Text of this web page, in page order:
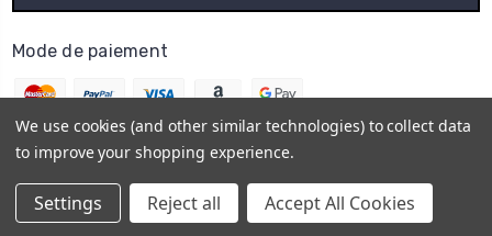
Mode de paiement
Plan du site
We use cookies (and other similar technologies) to collect data
to improve your shopping experience.
Settings Reject all Accept All Cookies